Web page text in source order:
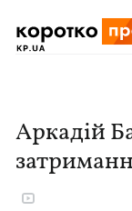
Аркадій